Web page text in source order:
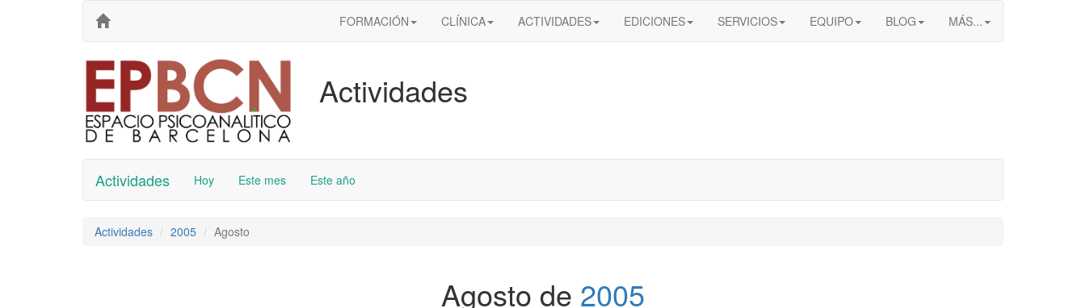
FORMACIÓN CLÍNICA ACTIVIDADES EDICIONES SERVICIOS EQUIPO BLOG MÁS...
Actividades
Actividades Hoy Este mes Este año
Actividades 2005 Agosto
Agosto de 2005